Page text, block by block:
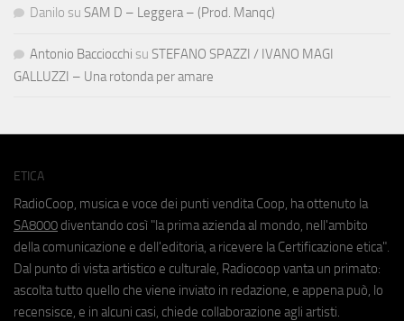
Danilo su SAM D – Leggera – (Prod. Manqc)
Antonio Bacciocchi su STEFANO SPAZZI / IVANO MAGI
GALLUZZI – Una rotonda per amare
ETICA
RadioCoop, musica e voce dei punti vendita Coop, ha ottenuto la
SA8000 diventando così "la prima azienda al mondo, nell'ambito
della comunicazione e dell'editoria, a ricevere la Certificazione etica".
Dal punto di vista artistico e culturale, Radiocoop vanta un primato:
ascolta tutto quello che viene inviato in redazione, e appena può, lo
recensisce, e in alcuni casi, chiede collaborazione agli artisti.